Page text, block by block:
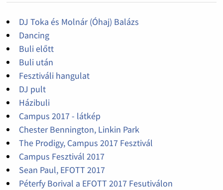
DJ Toka és Molnár (Óhaj) Balázs
Dancing
Buli előtt
Buli után
Fesztiváli hangulat
DJ pult
Házibuli
Campus 2017 - látkép
Chester Bennington, Linkin Park
The Prodigy, Campus 2017 Fesztivál
Campus Fesztivál 2017
Sean Paul, EFOTT 2017
Péterfy Borival a EFOTT 2017 Fesutiválon